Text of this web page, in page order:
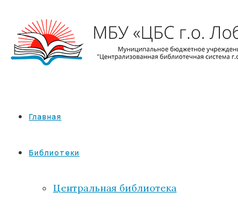
Главная
Библиотеки
Центральная библиотека